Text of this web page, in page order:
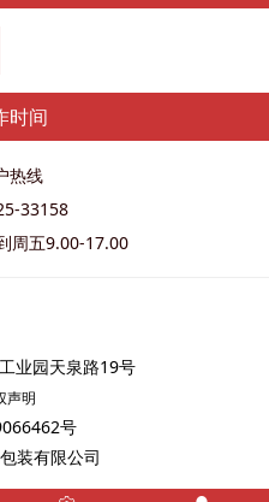
时间
热线
33158
周五9.00-17.00
业园天泉路19号
声明
号
装有限公司